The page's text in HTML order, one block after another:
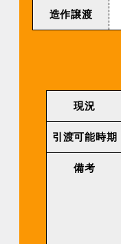
造作譲渡
現況
引渡可能時期
備考